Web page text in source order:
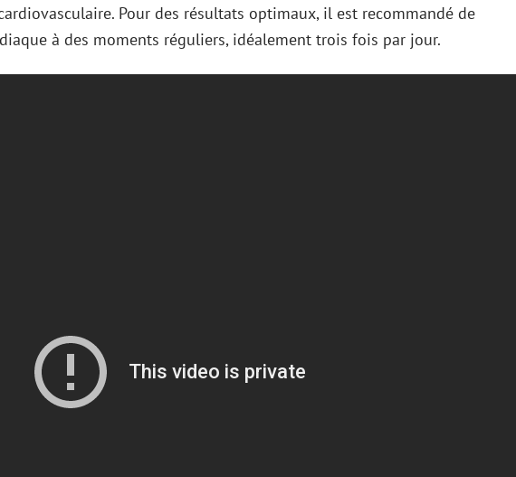
Pour des résultats optimaux, il est recommandé de
à des moments réguliers, idéalement trois fois par jour.